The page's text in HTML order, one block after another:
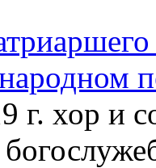
г. хор и